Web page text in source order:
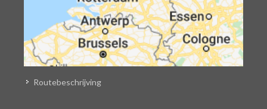
Routebeschrijving